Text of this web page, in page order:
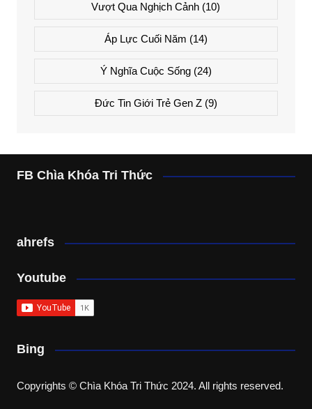
Vượt Qua Nghịch Cảnh (10)
Áp Lực Cuối Năm (14)
Ý Nghĩa Cuộc Sống(24)
Đức Tin Giới Trẻ Gen Z(9)
FB Chìa Khóa Tri Thức
ahrefs
Youtube
Bing
Copyrights © Chìa Khóa Tri Thức 2024. All rights reserved.